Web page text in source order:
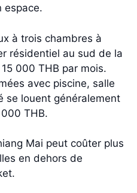
espace.
à trois chambres à
résidentiel au sud de la
000 THB par mois.
avec piscine, salle
se louent généralement
THB.
Mai peut coûter plus
en dehors de